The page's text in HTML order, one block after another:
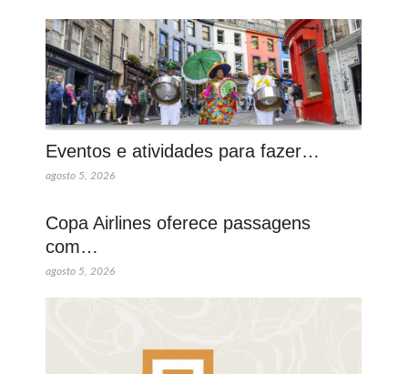
Eventos e atividades para fazer…
agosto 5, 2026
Copa Airlines oferece passagens
com…
agosto 5, 2026